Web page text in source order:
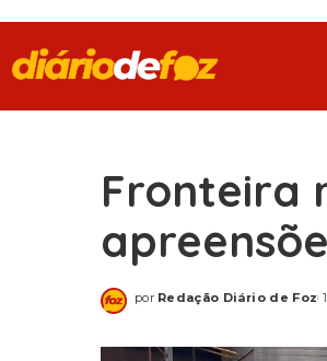
Fronteira
por Redação Diário de Foz